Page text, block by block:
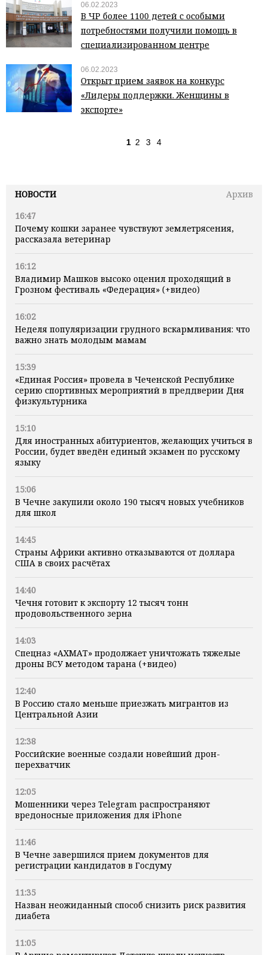
НОВОСТИ
Архив
16:47
Почему кошки заранее чувствуют землетрясения,
рассказала ветеринар
16:12
Владимир Машков высоко оценил проходящий в
Грозном фестиваль «Федерация» (+видео)
16:02
Неделя популяризации грудного вскармливания: что
важно знать молодым мамам
15:39
«Единая Россия» провела в Чеченской Республике
серию спортивных мероприятий в преддверии Дня
физкультурника
15:10
Для иностранных абитуриентов, желающих учиться в
России, будет введён единый экзамен по русскому
языку
15:06
В Чечне закупили около 190 тысяч новых учебников
для школ
14:45
Страны Африки активно отказываются от доллара
США в своих расчётах
14:40
Чечня готовит к экспорту 12 тысяч тонн
продовольственного зерна
14:03
Спецназ «АХМАТ» продолжает уничтожать тяжелые
дроны ВСУ методом тарана (+видео)
12:40
В Россию стало меньше приезжать мигрантов из
Центральной Азии
12:38
Российские военные создали новейший дрон-
перехватчик
12:05
Мошенники через Telegram распространяют
вредоносные приложения для iPhone
11:46
В Чечне завершился прием документов для
регистрации кандидатов в Госдуму
11:35
Назван неожиданный способ снизить риск развития
диабета
11:05
06.02.2023
В ЧР более 1100 детей с особыми
потребностями получили помощь в
специализированном центре
06.02.2023
Открыт прием заявок на конкурс
«Лидеры поддержки. Женщины в
экспорте»
1 2 3 4